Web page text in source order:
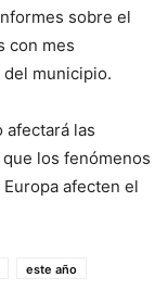
sobre el
con mes
del municipio.
afectará las
los fenómenos
afecten el
este año